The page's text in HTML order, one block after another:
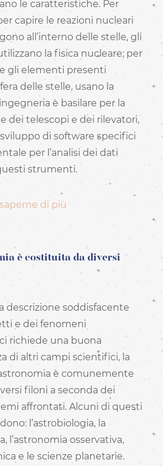
le caratteristiche. Per
capire le reazioni nucleari
all’interno delle stelle, gli
la fisica nucleare; per
gli elementi presenti
delle stelle, usano la
è basilare per la
dei telescopi e dei rilevatori,
di software specifici
per l’analisi dei dati
strumenti.
di più
è costituita da diversi
descrizione soddisfacente
e dei fenomeni
richiede una buona
di altri campi scientifici, la
è comunemente
filoni a seconda dei
affrontati. Alcuni di questi
l’astrobiologia, la
l’astronomia osservativa,
e le scienze planetarie.